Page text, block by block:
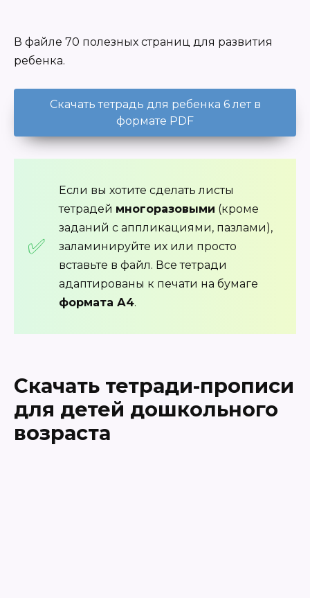
В файле 70 полезных страниц для развития
ребенка.
Скачать тетрадь для ребенка 6 лет в
формате PDF
Если вы хотите сделать листы
тетрадей многоразовыми (кроме
заданий с аппликациями, пазлами),
заламинируйте их или просто
вставьте в файл. Все тетради
адаптированы к печати на бумаге
формата А4.
Скачать тетради-прописи
для детей дошкольного
возраста